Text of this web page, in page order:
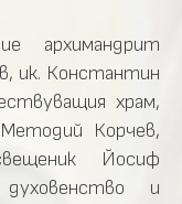
архимандрит
ик. Константин
храм,
Корчев,
Йосиф
и